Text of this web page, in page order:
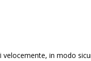
in modo